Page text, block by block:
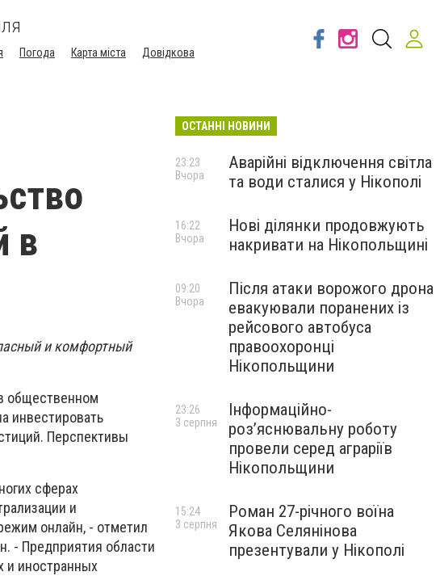
Погода Карта міста Довідкова
в
и комфортный
общественном
инвестировать
Перспективы
сферах
и
онлайн, - отметил
- Предприятия области
и иностранных
ОСТАННІ НОВИНИ
Аварійні відключення світла
та води сталися у Нікополі
23:23
Вчора
Нові ділянки продовжують
накривати на Нікопольщині
16:22
Вчора
Після атаки ворожого дрона
евакуювали поранених із
рейсового автобуса
правоохоронці
Нікопольщини
09:20
Вчора
Інформаційно-
роз’яснювальну роботу
провели серед аграріїв
Нікопольщини
23:26
3 серпня
Роман 27-річного воїна
Якова Селянінова
презентували у Нікополі
15:24
3 серпня